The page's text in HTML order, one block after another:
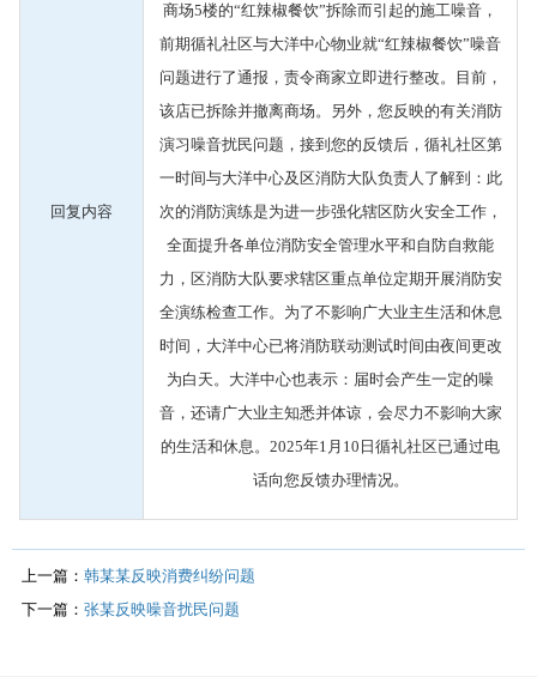
回复内容
商场5楼的“红辣椒餐饮”拆除而引起的施工噪音，
前期循礼社区与大洋中心物业就“红辣椒餐饮”噪音
问题进行了通报，责令商家立即进行整改。目前，
该店已拆除并撤离商场。另外，您反映的有关消防
演习噪音扰民问题，接到您的反馈后，循礼社区第
一时间与大洋中心及区消防大队负责人了解到：此
次的消防演练是为进一步强化辖区防火安全工作，
全面提升各单位消防安全管理水平和自防自救能
力，区消防大队要求辖区重点单位定期开展消防安
全演练检查工作。为了不影响广大业主生活和休息
时间，大洋中心已将消防联动测试时间由夜间更改
为白天。大洋中心也表示：届时会产生一定的噪
音，还请广大业主知悉并体谅，会尽力不影响大家
的生活和休息。2025年1月10日循礼社区已通过电
话向您反馈办理情况。
上一篇： 韩某某反映消费纠纷问题
下一篇： 张某反映噪音扰民问题